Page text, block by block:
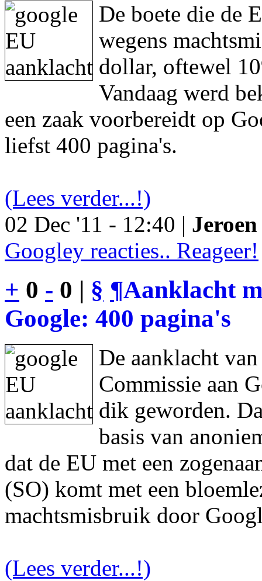
De boete die de
wegens
dollar, oftewel
Vandaag werd
een zaak voorbereidt op
liefst 400 pagina's.
(Lees verder...!)
02 Dec '11 - 12:40 |
Googley reacties.. Reageer!
+ 0 - 0 | § ¶Aanklacht
Google: 400 pagina's
De aanklacht
Commissie aan
dik geworden.
basis van
dat de EU met een
(SO) komt met een
machtsmisbruik door
(Lees verder...!)